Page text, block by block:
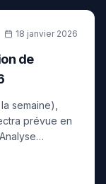
18 janvier 2026
de
semaine),
prévue en